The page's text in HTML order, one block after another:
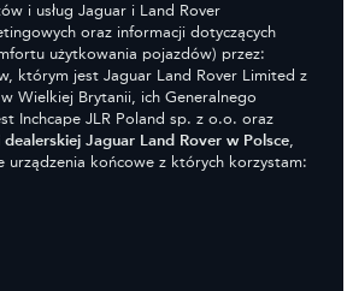
i usług Jaguar i Land Rover
oraz informacji dotyczących
użytkowania pojazdów) przez:
którym jest Jaguar Land Rover Limited z
Wielkiej Brytanii, ich Generalnego
Inchcape JLR Poland sp. z o.o. oraz
dealerskiej Jaguar Land Rover w Polsce,
urządzenia końcowe z których korzystam: